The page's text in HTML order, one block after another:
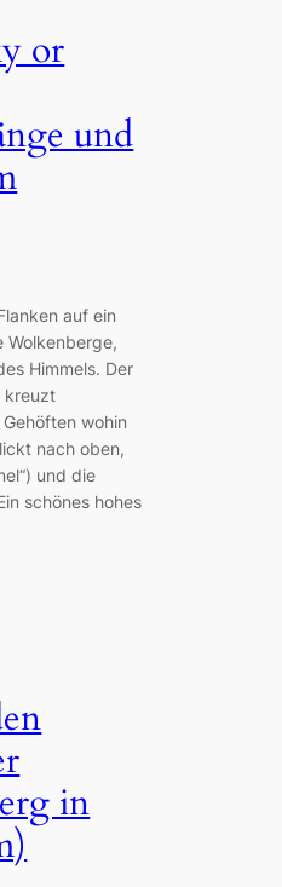
or
und
auf ein
Wolkenberge,
Himmels. Der
kreuzt
wohin
nach oben,
und die
schönes hohes
in